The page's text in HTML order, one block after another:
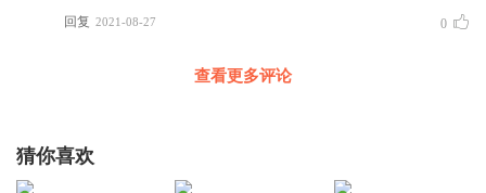
回复 2021-08-27 0
查看更多评论
猜你喜欢